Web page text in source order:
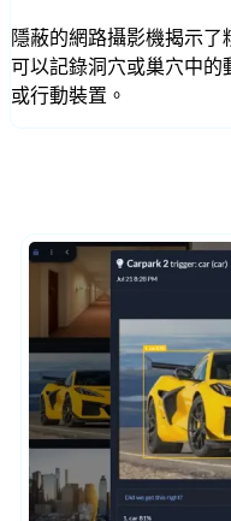
隱蔽的網路攝影機揭示了
可以記錄洞穴或巢穴中的
或行動裝置。